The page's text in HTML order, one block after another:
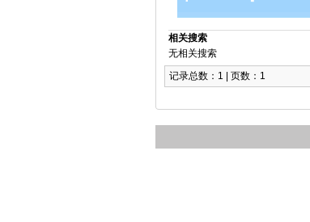
相关搜索
无相关搜索
记录总数：1 | 页数：1